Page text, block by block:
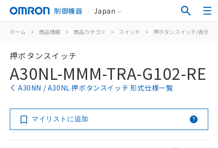
制御機器 Japan
ホーム > 商品情報 > 商品カテゴリ > スイッチ > 押ボタンスイッチ/表示灯
押ボタンスイッチ
A30NL-MMM-TRA-G102-RE
A30NN / A30NL 押ボタンスイッチ 形式仕様一覧
マイリストに追加